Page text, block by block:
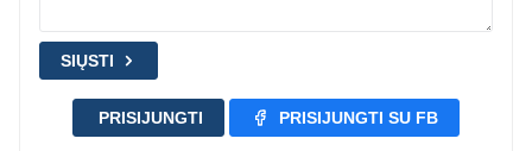
SIŲSTI
PRISIJUNGTI PRISIJUNGTI SU FB